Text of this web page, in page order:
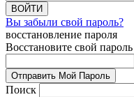
Вы забыли свой пароль?
восстановление пароля
Восстановите свой пароль
Поиск